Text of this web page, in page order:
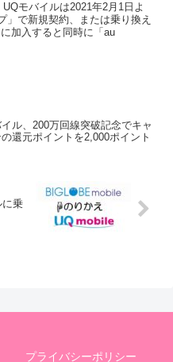
モバイルは2021年2月1日よ
」で新規契約、または乗り換え
加入すると同時に「au
ル、200万回線突破記念でキャ
還元ポイントを2,000ポイント
に乗
プライバシーポリシー